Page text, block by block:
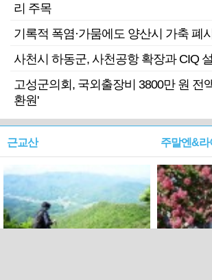
리 주목
기록적 폭염·가뭄에도 양산시 가축 폐
사천시 하동군, 사천공항 확장과 CIQ
고성군의회, 국외출장비 3800만 원 전
환원'
근교산 주말엔&라